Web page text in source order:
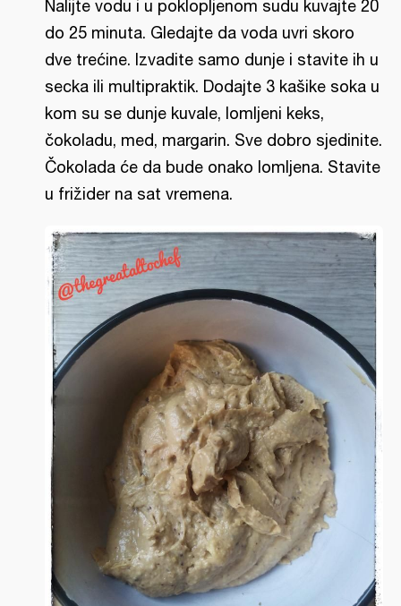
Nalijte vodu i u poklopljenom sudu kuvajte 20
do 25 minuta. Gledajte da voda uvri skoro
dve trećine. Izvadite samo dunje i stavite ih u
secka ili multipraktik. Dodajte 3 kašike soka u
kom su se dunje kuvale, lomljeni keks,
čokoladu, med, margarin. Sve dobro sjedinite.
Čokolada će da bude onako lomljena. Stavite
u frižider na sat vremena.